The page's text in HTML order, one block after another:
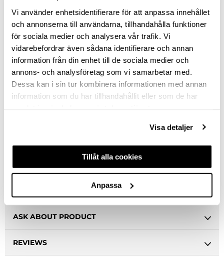
Vi använder enhetsidentifierare för att anpassa innehållet
och annonserna till användarna, tillhandahålla funktioner
för sociala medier och analysera vår trafik. Vi
vidarebefordrar även sådana identifierare och annan
information från din enhet till de sociala medier och
annons- och analysföretag som vi samarbetar med.
Dessa kan i sin tur kombinera informationen med annan
information som du har tillhandahållit eller som de har
Visa detaljer
Tillåt alla cookies
Anpassa
192
224
320
160
ASK ABOUT PRODUCT
REVIEWS